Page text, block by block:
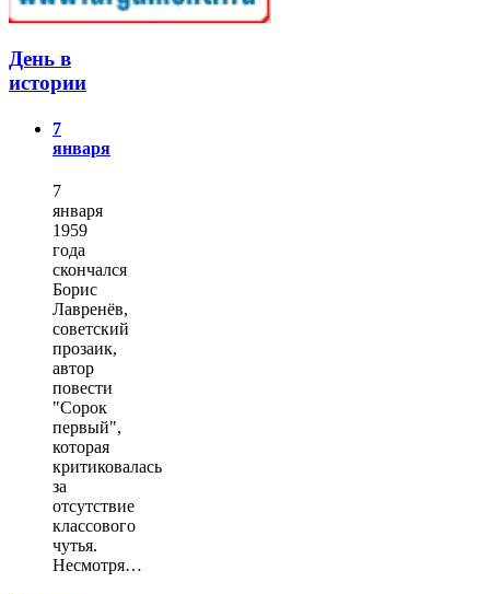
День в
истории
7
января
7
января
1959
года
скончался
Борис
Лавренёв,
советский
прозаик,
автор
повести
"Сорок
первый",
которая
критиковалась
за
отсутствие
классового
чутья.
Несмотря…